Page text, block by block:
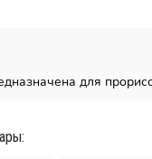
для